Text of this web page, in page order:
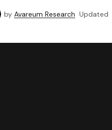
by Avareum Research Updated